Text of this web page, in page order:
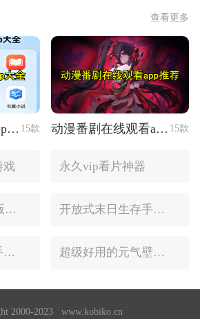
查看更多
阅读番外小说的app大全 15款 动漫番剧在线观看app推荐 15款
戏 永久vip看片神器
2025纸巾盒汉化版手游推荐 开放式末日生存手游合集
不氪金的回合制手游合集 超级好用的元气壁纸软件大全
2000-2023 www.kobiko.cn